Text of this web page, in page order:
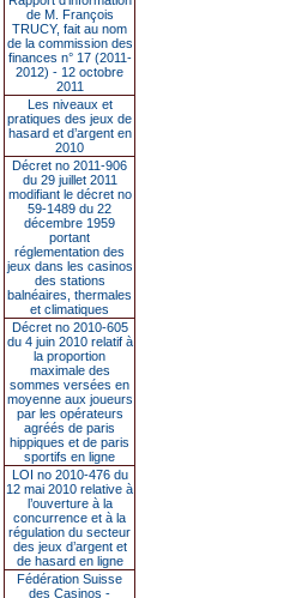
de M. François
TRUCY, fait au nom
de la commission des
finances n° 17 (2011-
2012) - 12 octobre
2011
Les niveaux et
pratiques des jeux de
hasard et d’argent en
2010
Décret no 2011-906
du 29 juillet 2011
modifiant le décret no
59-1489 du 22
décembre 1959
portant
réglementation des
jeux dans les casinos
des stations
balnéaires, thermales
et climatiques
Décret no 2010-605
du 4 juin 2010 relatif à
la proportion
maximale des
sommes versées en
moyenne aux joueurs
par les opérateurs
agréés de paris
hippiques et de paris
sportifs en ligne
LOI no 2010-476 du
12 mai 2010 relative à
l’ouverture à la
concurrence et à la
régulation du secteur
des jeux d’argent et
de hasard en ligne
Fédération Suisse
des Casinos -